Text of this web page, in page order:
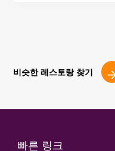
비슷한 레스토랑 찾기
빠른 링크